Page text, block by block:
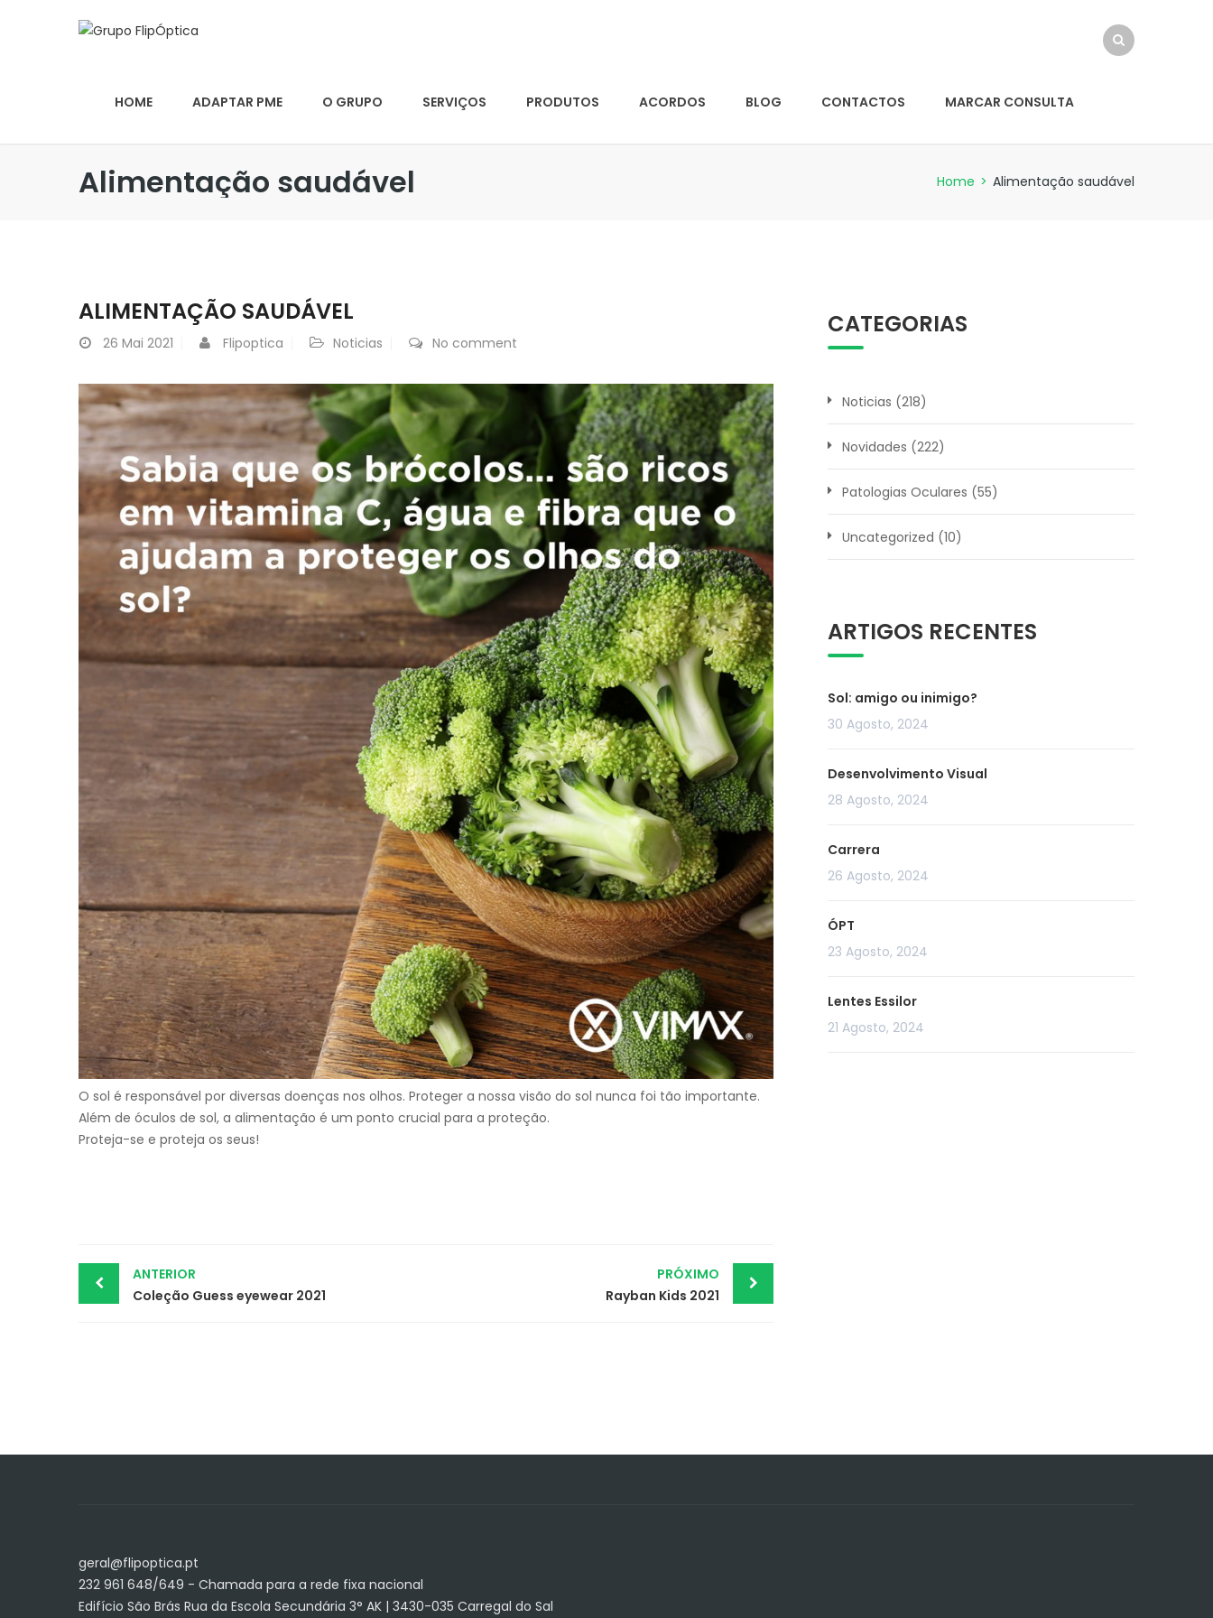
HOME ADAPTAR PME O GRUPO SERVIÇOS PRODUTOS ACORDOS BLOG CONTACTOS MARCAR CONSULTA
Alimentação saudável Home > Alimentação saudável
ALIMENTAÇÃO SAUDÁVEL
26 Mai 2021 Flipoptica Noticias No comment
O sol é responsável por diversas doenças nos olhos. Proteger a nossa visão do sol nunca foi tão importante.
Além de óculos de sol, a alimentação é um ponto crucial para a proteção.
Proteja-se e proteja os seus!
Post
navigation
ANTERIOR
Coleção Guess eyewear 2021
PRÓXIMO
Rayban Kids 2021
CATEGORIAS
Noticias (218)
Novidades (222)
Patologias Oculares (55)
Uncategorized (10)
ARTIGOS RECENTES
Sol: amigo ou inimigo?
30 Agosto, 2024
Desenvolvimento Visual
28 Agosto, 2024
Carrera
26 Agosto, 2024
ÓPT
23 Agosto, 2024
Lentes Essilor
21 Agosto, 2024
geral@flipoptica.pt
232 961 648/649 - Chamada para a rede fixa nacional
Edifício São Brás Rua da Escola Secundária 3° AK | 3430-035 Carregal do Sal